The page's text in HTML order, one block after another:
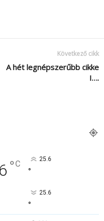
Következő cikk
A hét legnépszerűbb cikke
I….
°C 25.6
°
25.6
°